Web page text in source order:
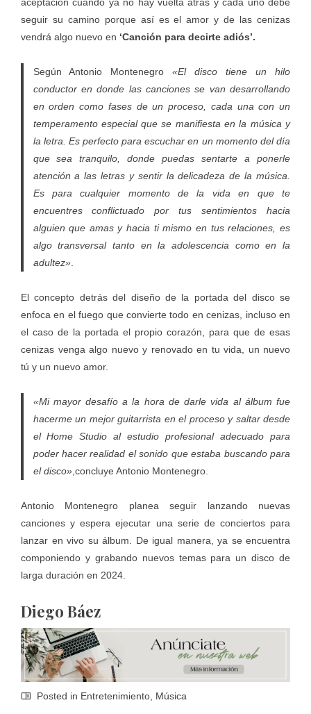
aceptación cuando ya no hay vuelta atrás y cada uno debe
seguir su camino porque así es el amor y de las cenizas
vendrá algo nuevo en ‘Canción para decirte adiós’.
Según Antonio Montenegro«El disco tiene un hilo
conductor en donde las canciones se van desarrollando
en orden como fases de un proceso, cada una con un
temperamento especial que se manifiesta en la música y
la letra. Es perfecto para escuchar en un momento del día
que sea tranquilo, donde puedas sentarte a ponerle
atención a las letras y sentir la delicadeza de la música.
Es para cualquier momento de la vida en que te
encuentres conflictuado por tus sentimientos hacia
alguien que amas y hacia ti mismo en tus relaciones, es
algo transversal tanto en la adolescencia como en la
adultez».
El concepto detrás del diseño de la portada del disco se
enfoca en el fuego que convierte todo en cenizas, incluso en
el caso de la portada el propio corazón, para que de esas
cenizas venga algo nuevo y renovado en tu vida, un nuevo
tú y un nuevo amor.
«Mi mayor desafío a la hora de darle vida al álbum fue
hacerme un mejor guitarrista en el proceso y saltar desde
el Home Studio al estudio profesional adecuado para
poder hacer realidad el sonido que estaba buscando para
el disco»,concluye Antonio Montenegro.
Antonio Montenegro planea seguir lanzando nuevas
canciones y espera ejecutar una serie de conciertos para
lanzar en vivo su álbum. De igual manera, ya se encuentra
componiendo y grabando nuevos temas para un disco de
larga duración en 2024.
Diego Báez
Posted in Entretenimiento Música